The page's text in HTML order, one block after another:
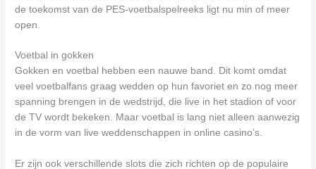
de toekomst van de PES-voetbalspelreeks ligt nu min of meer
open.
Voetbal in gokken
Gokken en voetbal hebben een nauwe band. Dit komt omdat
veel voetbalfans graag wedden op hun favoriet en zo nog meer
spanning brengen in de wedstrijd, die live in het stadion of voor
de TV wordt bekeken. Maar voetbal is lang niet alleen aanwezig
in de vorm van live weddenschappen in online casino’s.
Er zijn ook verschillende slots die zich richten op de populaire